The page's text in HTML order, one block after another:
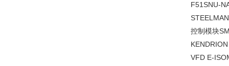
F51SNU-
控制模块
VFD E-